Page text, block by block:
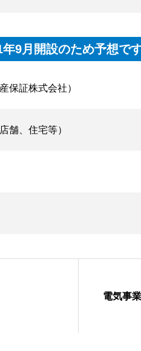
9月開設のため予想です
保証株式会社）
舗、住宅等）
電気事